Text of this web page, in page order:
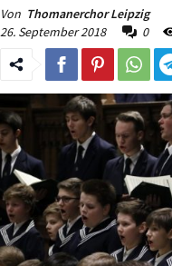
Von Thomanerchor Leipzig
26. September 2018
0